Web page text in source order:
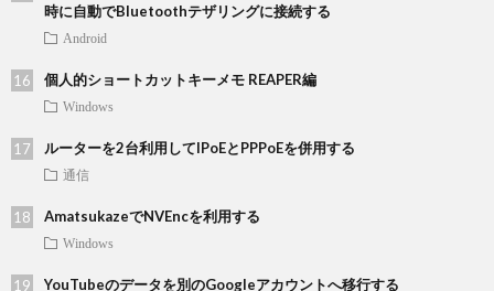
時に自動でBluetoothテザリングに接続する
Android
個人的ショートカットキーメモ REAPER編
Windows
ルーターを2台利用してIPoEとPPPoEを併用する
通信
AmatsukazeでNVEncを利用する
Windows
YouTubeのデータを別のGoogleアカウントへ移行する